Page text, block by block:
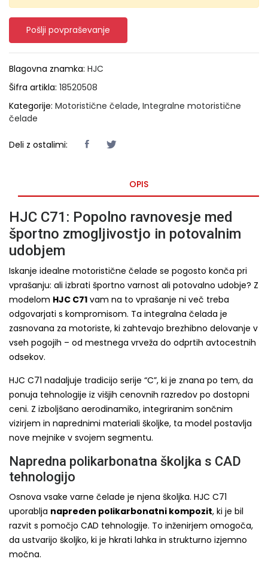
Pošlji povpraševanje
Blagovna znamka: HJC
Šifra artikla: 18520508
Kategorije: Motoristične čelade, Integralne motoristične
čelade
Deli z ostalimi:
OPIS
HJC C71: Popolno ravnovesje med
športno zmogljivostjo in potovalnim
udobjem
Iskanje idealne motoristične čelade se pogosto konča pri
vprašanju: ali izbrati športno varnost ali potovalno udobje? Z
modelom HJC C71 vam na to vprašanje ni več treba
odgovarjati s kompromisom. Ta integralna čelada je
zasnovana za motoriste, ki zahtevajo brezhibno delovanje v
vseh pogojih – od mestnega vrveža do odprtih avtocestnih
odsekov.
HJC C71 nadaljuje tradicijo serije “C”, ki je znana po tem, da
ponuja tehnologije iz višjih cenovnih razredov po dostopni
ceni. Z izboljšano aerodinamiko, integriranim sončnim
vizirjem in naprednimi materiali školjke, ta model postavlja
nove mejnike v svojem segmentu.
Napredna polikarbonatna školjka s CAD
tehnologijo
Osnova vsake varne čelade je njena školjka. HJC C71
uporablja napreden polikarbonatni kompozit, ki je bil
razvit s pomočjo CAD tehnologije. To inženirjem omogoča,
da ustvarijo školjko, ki je hkrati lahka in strukturno izjemno
močna.